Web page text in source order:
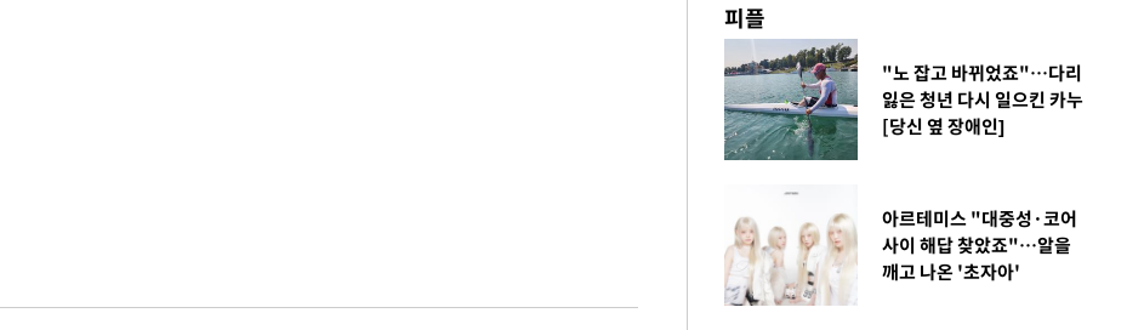
피플
"노 잡고 바뀌었죠"…다리
잃은 청년 다시 일으킨 카누
[당신 옆 장애인]
아르테미스 "대중성·코어
사이 해답 찾았죠"…알을
깨고 나온 '초자아'